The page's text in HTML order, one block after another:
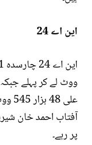
این اے 24
ووٹ لے کر پہلے
پر رہے۔